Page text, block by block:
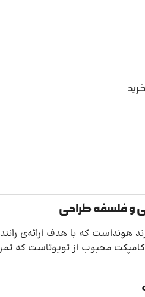
و فلسفه طراحی
که با هدف ارائه‌ی
محبوب از تویوتاست که